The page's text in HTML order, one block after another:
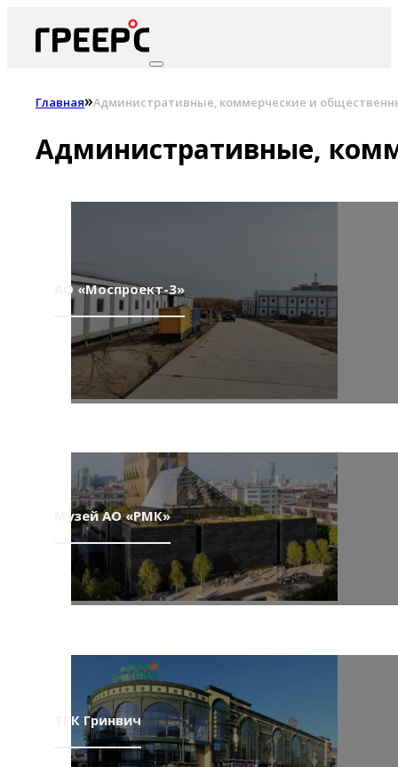
Главная»Административные, коммерческие и
Административные,
АО «Моспроект-3»
Музей АО «РМК»
ТРК Гринвич